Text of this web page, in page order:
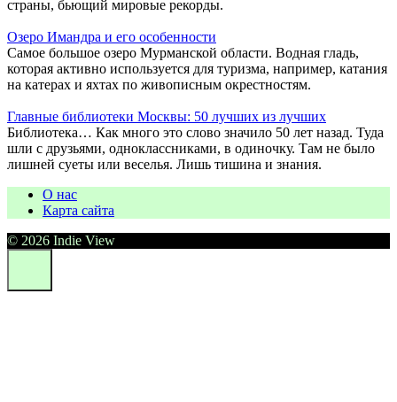
страны, бьющий мировые рекорды.
Озеро Имандра и его особенности
Самое большое озеро Мурманской области. Водная гладь,
которая активно используется для туризма, например, катания
на катерах и яхтах по живописным окрестностям.
Главные библиотеки Москвы: 50 лучших из лучших
Библиотека… Как много это слово значило 50 лет назад. Туда
шли с друзьями, одноклассниками, в одиночку. Там не было
лишней суеты или веселья. Лишь тишина и знания.
О нас
Карта сайта
© 2026 Indie View